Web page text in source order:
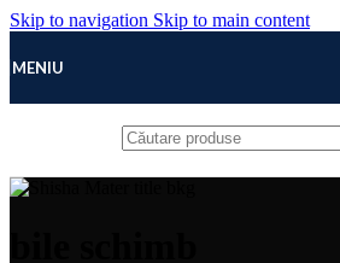
Skip to navigation Skip to main content
MENIU